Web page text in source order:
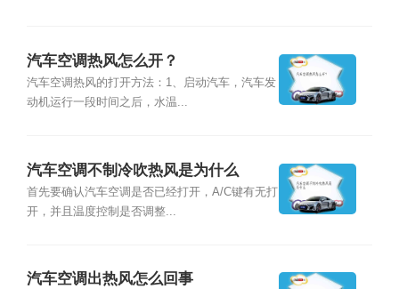
汽车空调热风怎么开？
汽车空调热风的打开方法：1、启动汽车，汽车发
动机运行一段时间之后，水温...
汽车空调不制冷吹热风是为什么
首先要确认汽车空调是否已经打开，A/C键有无打
开，并且温度控制是否调整...
汽车空调出热风怎么回事